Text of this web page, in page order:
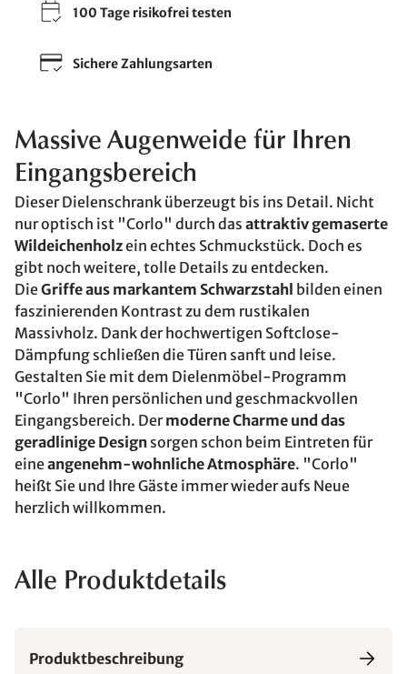
100 Tage risikofrei testen
Sichere Zahlungsarten
Massive Augenweide für Ihren
Eingangsbereich
Dieser Dielenschrank überzeugt bis ins Detail. Nicht
nur optisch ist "Corlo" durch das attraktiv gemaserte
Wildeichenholzein echtes Schmuckstück. Doch es
gibt noch weitere, tolle Details zu entdecken.
DieGriffe aus markantem Schwarzstahl bilden einen
faszinierenden Kontrast zu dem rustikalen
Massivholz. Dank der hochwertigen Softclose-
Dämpfung schließen die Türen sanft und leise.
Gestalten Sie mit dem Dielenmöbel-Programm
"Corlo" Ihren persönlichen und geschmackvollen
Eingangsbereich. Dermoderne Charme und das
geradlinige Design sorgen schon beim Eintreten für
eineangenehm-wohnliche Atmosphäre. "Corlo"
heißt Sie und Ihre Gäste immer wieder aufs Neue
herzlich willkommen.
Alle Produktdetails
Produktbeschreibung